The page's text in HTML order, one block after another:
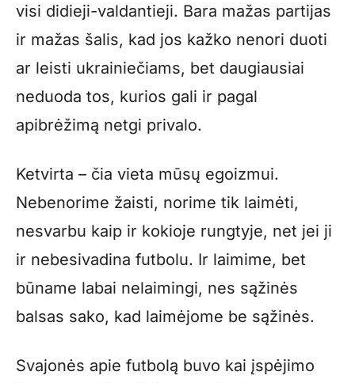
visi didieji-valdantieji. Bara mažas partijas
ir mažas šalis, kad jos kažko nenori duoti
ar leisti ukrainiečiams, bet daugiausiai
neduoda tos, kurios gali ir pagal
apibrėžimą netgi privalo.
Ketvirta – čia vieta mūsų egoizmui.
Nebenorime žaisti, norime tik laimėti,
nesvarbu kaip ir kokioje rungtyje, net jei ji
ir nebesivadina futbolu. Ir laimime, bet
būname labai nelaimingi, nes sąžinės
balsas sako, kad laimėjome be sąžinės.
Svajonės apie futbolą buvo kai įspėjimo